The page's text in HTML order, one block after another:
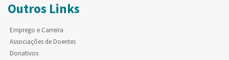
Outros Links
Emprego e Carreira
Associações de Doentes
Donativos